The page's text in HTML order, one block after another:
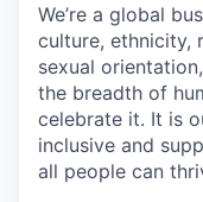
We’re a global
culture, ethnicity,
sexual
the breadth of
celebrate it. It is
inclusive and
all people can